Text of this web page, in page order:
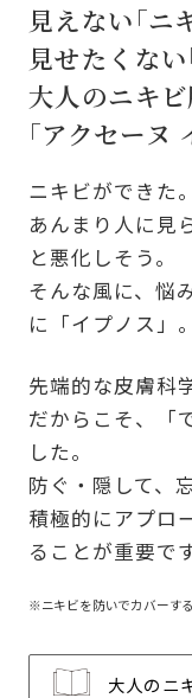
見えない｢ニ
見せたくない
大人のニキ
｢アクセーヌ
ニキビができた
あんまり人に見
と悪化しそう。
そんな風に、悩
に「イプノス」。
先端的な皮膚科
だからこそ、「
した。
防ぐ・隠して、
積極的にアプロ
ることが重要です
※ニキビを防いでカバーす
大人のニ